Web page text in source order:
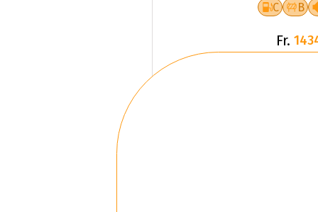
C B
Fr.